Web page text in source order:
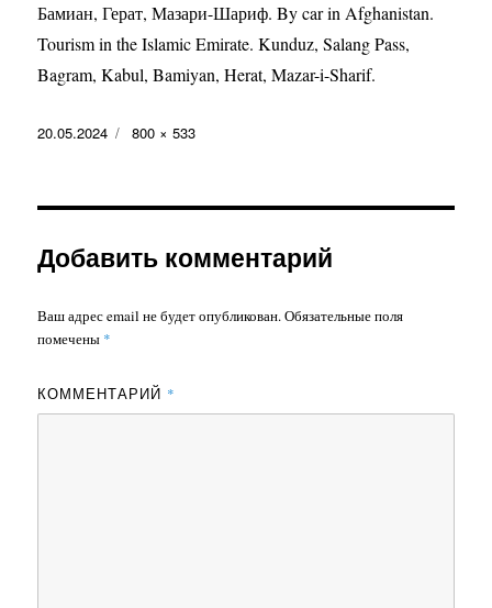
Бамиан, Герат, Мазари-Шариф. By car in Afghanistan.
Tourism in the Islamic Emirate. Kunduz, Salang Pass,
Bagram, Kabul, Bamiyan, Herat, Mazar-i-Sharif.
Опубликовано
20.05.2024
Полный
800 × 533
Добавить комментарий
Ваш адрес email не будет опубликован.Обязательные поля
помечены *
КОММЕНТАРИЙ *